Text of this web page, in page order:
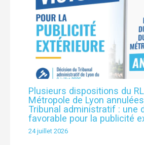
Plusieurs dispositions du
Métropole de Lyon
Tribunal administratif : une
favorable pour la publicité
24 juillet 2026